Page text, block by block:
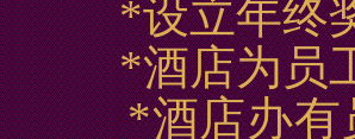
*设立年终
*酒店为员
*酒店办有